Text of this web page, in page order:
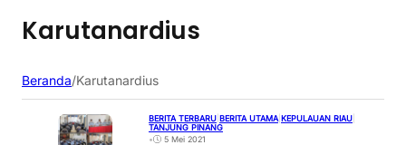
Karutanardius
Beranda/Karutanardius
BERITA TERBARU BERITA UTAMA KEPULAUAN RIAU
TANJUNG PINANG
•
5 Mei 2021